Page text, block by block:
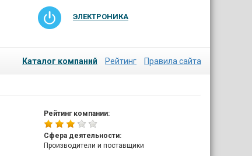
ЭЛЕКТРОНИКА
Каталог компаний Рейтинг Правила сайта
Рейтинг компании:
Сфера деятельности:
Производители и поставщики